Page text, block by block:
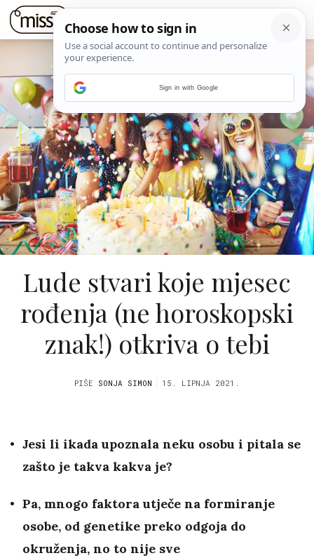
Lude stvari koje mjesec
rođenja (ne horoskopski
znak!) otkriva o tebi
PIŠE SONJA SIMON 15. LIPNJA 2021.
Jesi li ikada upoznala neku osobu i pitala se
zašto je takva kakva je?
Pa, mnogo faktora utječe na formiranje
osobe, od genetike preko odgoja do
okruženja, no to nije sve
Sign in with Google